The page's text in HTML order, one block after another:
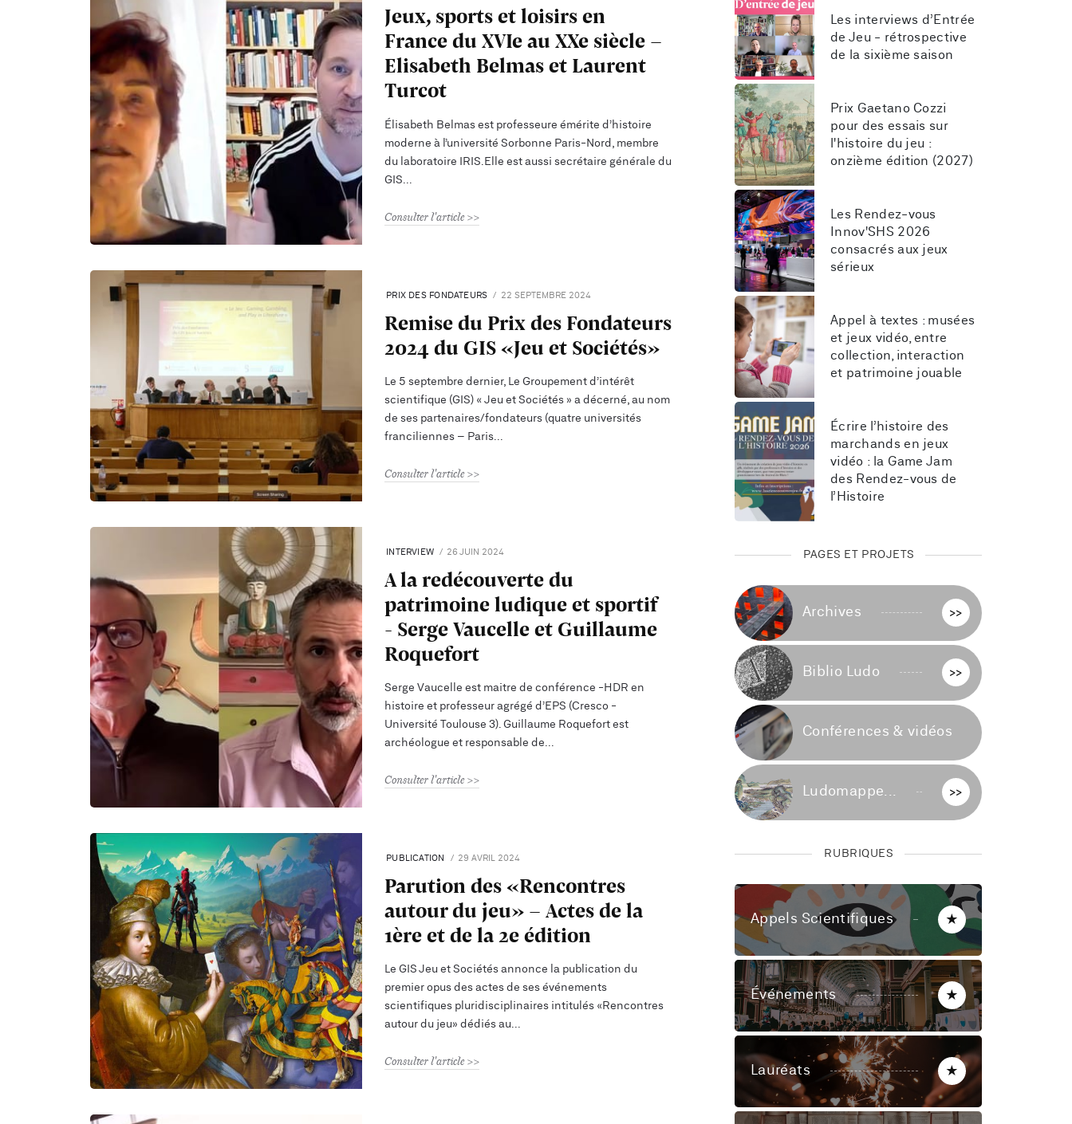
Jeux, sports et loisirs en
France du XVIe au XXe siècle -
Elisabeth Belmas et Laurent
Turcot
Élisabeth Belmas est professeure émérite d’histoire
moderne à l’université Sorbonne Paris-Nord, membre
du laboratoire IRIS.Elle est aussi secrétaire générale du
GIS
Consulter l'article
PRIX DES FONDATEURS 22 SEPTEMBRE 2024
Remise du Prix des Fondateurs
2024 du GIS «Jeu et Sociétés»
Le 5 septembre dernier, Le Groupement d’intérêt
scientifique (GIS) « Jeu et Sociétés » a décerné, au nom
de ses partenaires/fondateurs (quatre universités
franciliennes – Paris
Consulter l'article
INTERVIEW 26 JUIN 2024
A la redécouverte du
patrimoine ludique et sportif
- Serge Vaucelle et Guillaume
Roquefort
Serge Vaucelle est maitre de conférence -HDR en
histoire et professeur agrégé d’EPS (Cresco -
Université Toulouse 3). Guillaume Roquefort est
archéologue et responsable de
Consulter l'article
PUBLICATION 29 AVRIL 2024
Parution des «Rencontres
autour du jeu» - Actes de la
1ère et de la 2e édition
Le GIS Jeu et Sociétés annonce la publication du
premier opus des actes de ses événements
scientifiques pluridisciplinaires intitulés «Rencontres
autour du jeu» dédiés au
Consulter l'article
Les interviews d’Entrée
de Jeu - rétrospective
de la sixième saison
Prix Gaetano Cozzi
pour des essais sur
l'histoire du jeu :
onzième édition (2027)
Les Rendez-vous
Innov'SHS 2026
consacrés aux jeux
sérieux
Appel à textes : musées
et jeux vidéo, entre
collection, interaction
et patrimoine jouable
Écrire l’histoire des
marchands en jeux
vidéo : la Game Jam
des Rendez-vous de
l’Histoire
PAGES ET PROJETS
Archives >>
Biblio Ludo >>
Conférences & vidéos
Ludomappe... >>
RUBRIQUES
Appels Scientifiques ★
Événements ★
Lauréats ★